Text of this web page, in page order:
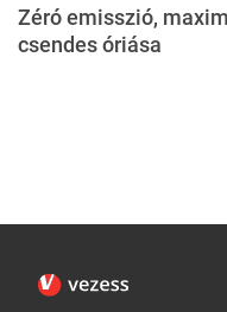
Zéró emisszió,
csendes óriása